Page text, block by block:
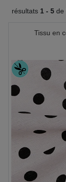
résultats 1 - 5 de
Tissu en